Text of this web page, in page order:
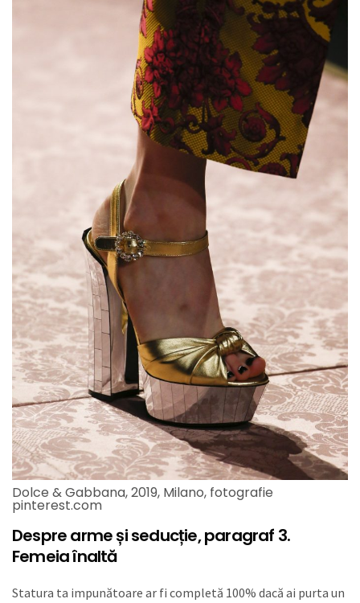
Dolce & Gabbana, 2019, Milano, fotografie
pinterest.com
Despre arme și seducție, paragraf 3.
Femeia înaltă
Statura ta impunătoare ar fi completă 100% dacă ai purta un